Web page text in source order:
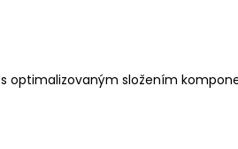
optimalizovaným složením